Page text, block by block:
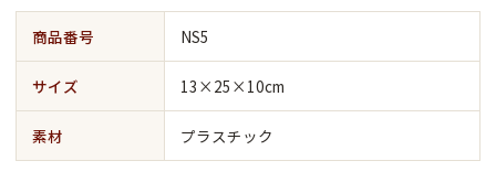
商品番号 NS5
サイズ 13×25×10cm
素材 プラスチック